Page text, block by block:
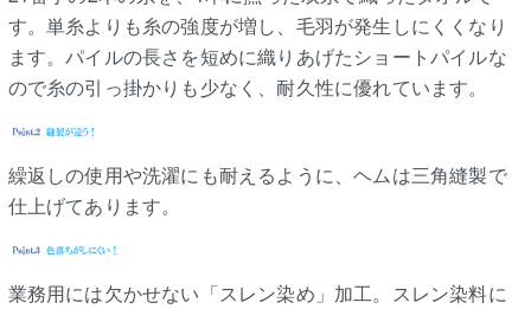
す。単糸よりも糸の強度が増し、毛羽が発生しにくくなり
ます。パイルの長さを短めに織りあげたショートパイルな
ので糸の引っ掛かりも少なく、耐久性に優れています。
繰返しの使用や洗濯にも耐えるように、ヘムは三角縫製で
仕上げてあります。
業務用には欠かせない「スレン染め」加工。スレン染料に